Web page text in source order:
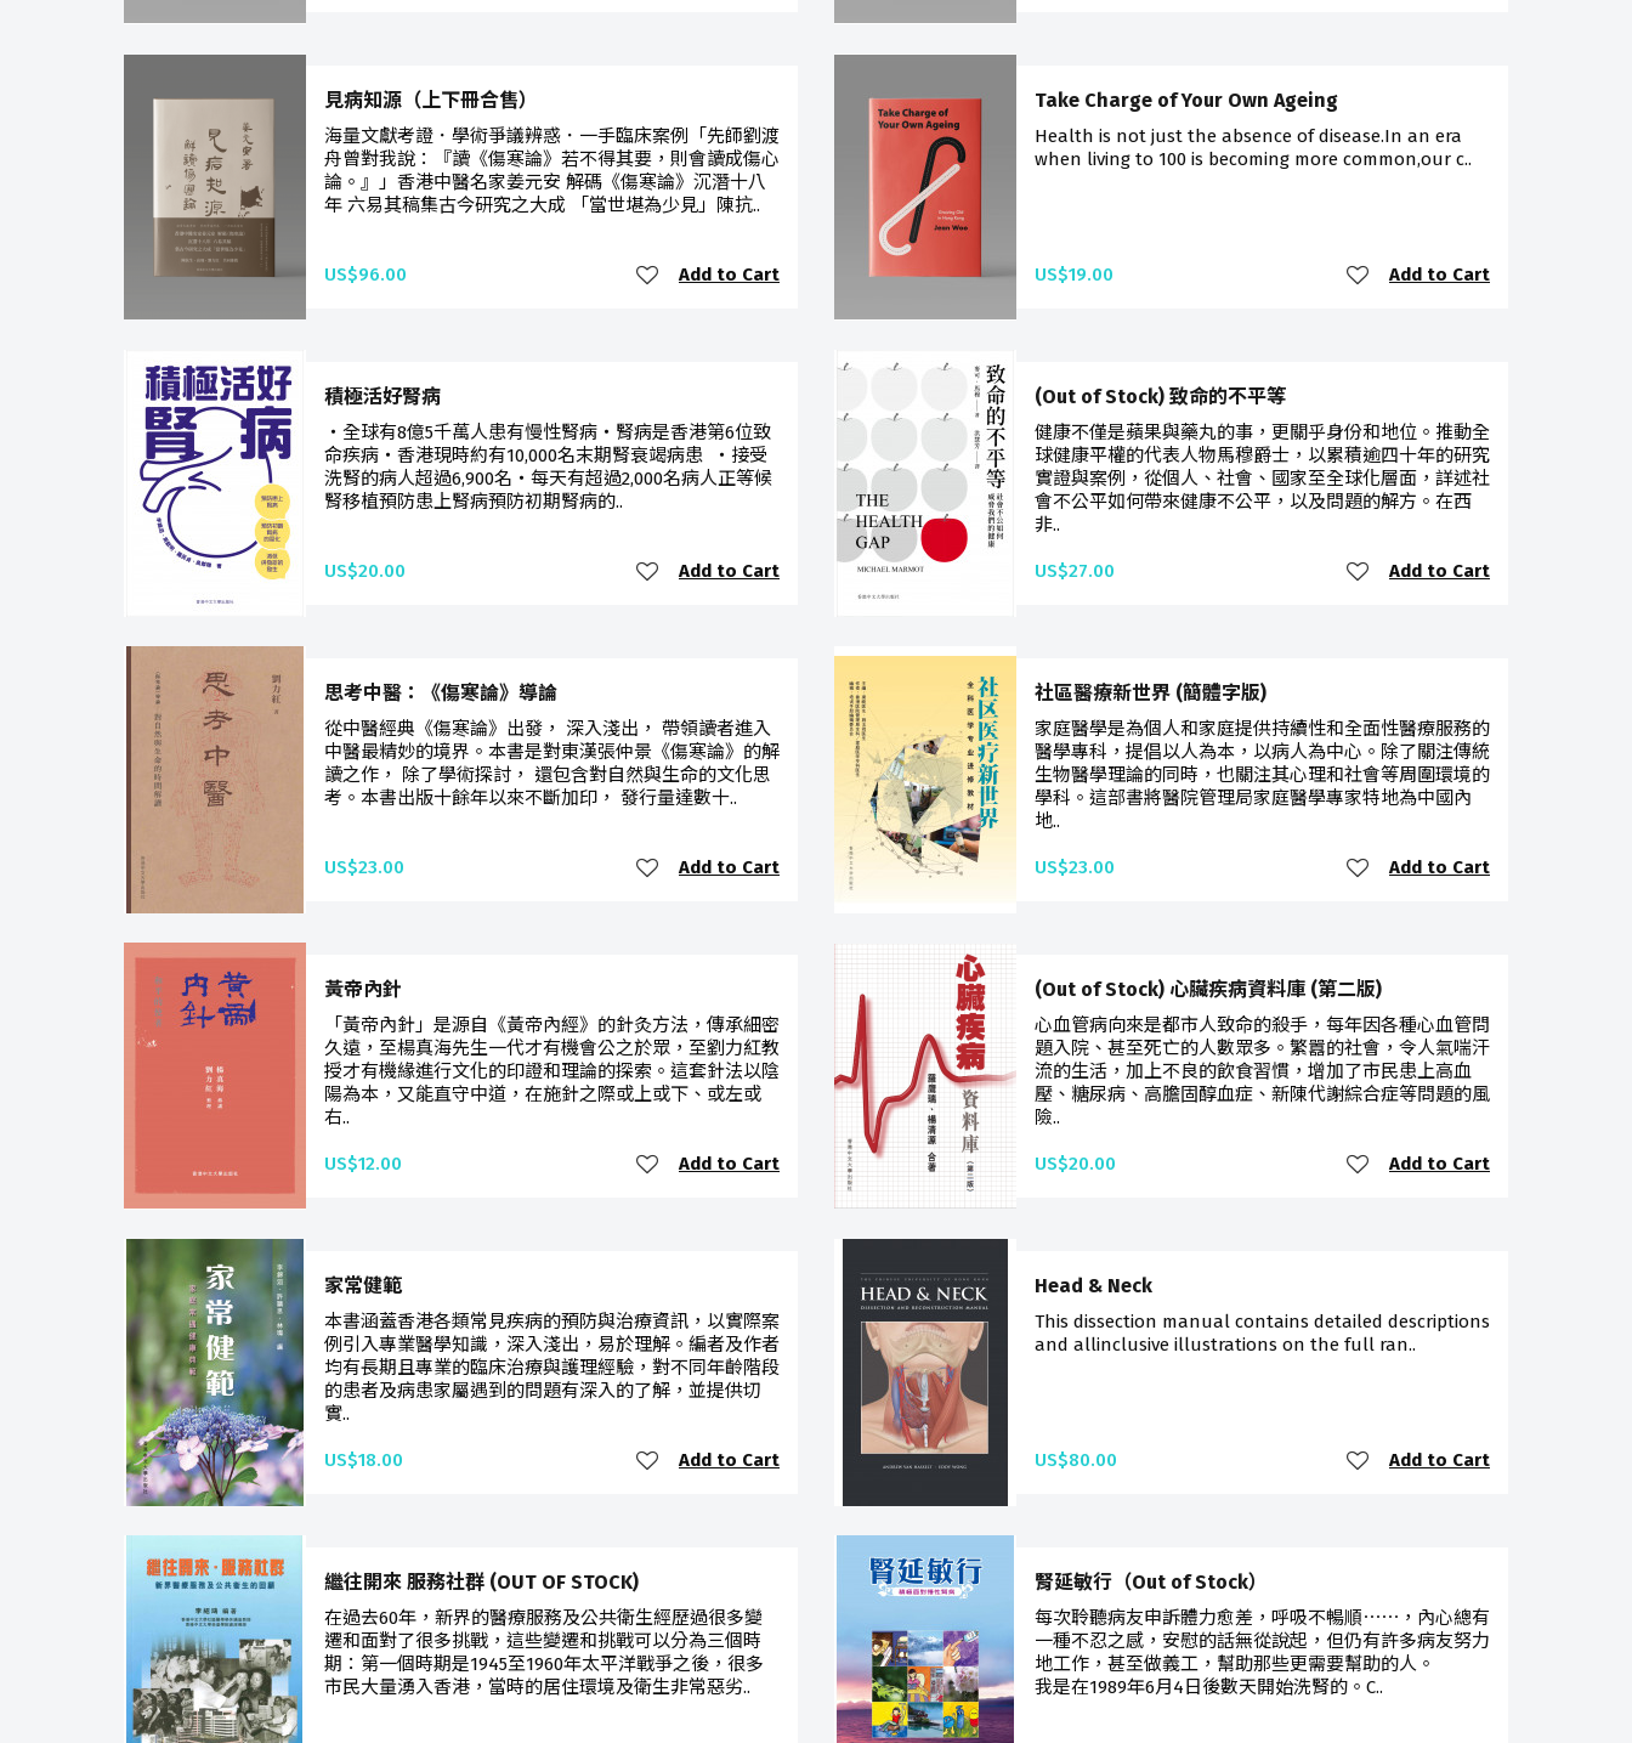
見病知源（上下冊合售）
海量文獻考證．學術爭議辨惑．一手臨床案例「先師劉渡
舟曾對我說：『讀《傷寒論》若不得其要，則會讀成傷心
論。』」香港中醫名家姜元安 解碼《傷寒論》沉潛十八
年 六易其稿集古今研究之大成 「當世堪為少見」陳抗..
US$96.00 Add to Cart
Take Charge of Your Own Ageing
Health is not just the absence of disease.In an era
when living to 100 is becoming more common,our c..
US$19.00 Add to Cart
積極活好腎病
・全球有8億5千萬人患有慢性腎病・腎病是香港第6位致
命疾病・香港現時約有10,000名末期腎衰竭病患 ・接受
洗腎的病人超過6,900名・每天有超過2,000名病人正等候
腎移植預防患上腎病預防初期腎病的..
US$20.00 Add to Cart
(Out of Stock) 致命的不平等
健康不僅是蘋果與藥丸的事，更關乎身份和地位。推動全
球健康平權的代表人物馬穆爵士，以累積逾四十年的研究
實證與案例，從個人、社會、國家至全球化層面，詳述社
會不公平如何帶來健康不公平，以及問題的解方。在西
非..
US$27.00 Add to Cart
思考中醫：《傷寒論》導論
從中醫經典《傷寒論》出發， 深入淺出， 帶領讀者進入
中醫最精妙的境界。本書是對東漢張仲景《傷寒論》的解
讀之作， 除了學術探討， 還包含對自然與生命的文化思
考。本書出版十餘年以來不斷加印， 發行量達數十..
US$23.00 Add to Cart
社區醫療新世界 (簡體字版)
家庭醫學是為個人和家庭提供持續性和全面性醫療服務的
醫學專科，提倡以人為本，以病人為中心。除了關注傳統
生物醫學理論的同時，也關注其心理和社會等周圍環境的
學科。這部書將醫院管理局家庭醫學專家特地為中國內
地..
US$23.00 Add to Cart
黃帝內針
「黃帝內針」是源自《黃帝內經》的針灸方法，傳承細密
久遠，至楊真海先生一代才有機會公之於眾，至劉力紅教
授才有機緣進行文化的印證和理論的探索。這套針法以陰
陽為本，又能直守中道，在施針之際或上或下、或左或
右..
US$12.00 Add to Cart
(Out of Stock) 心臟疾病資料庫 (第二版)
心血管病向來是都市人致命的殺手，每年因各種心血管問
題入院、甚至死亡的人數眾多。繁囂的社會，令人氣喘汗
流的生活，加上不良的飲食習慣，增加了市民患上高血
壓、糖尿病、高膽固醇血症、新陳代謝綜合症等問題的風
險..
US$20.00 Add to Cart
家常健範
本書涵蓋香港各類常見疾病的預防與治療資訊，以實際案
例引入專業醫學知識，深入淺出，易於理解。編者及作者
均有長期且專業的臨床治療與護理經驗，對不同年齡階段
的患者及病患家屬遇到的問題有深入的了解，並提供切
實..
US$18.00 Add to Cart
Head & Neck
This dissection manual contains detailed descriptions
and allinclusive illustrations on the full ran..
US$80.00 Add to Cart
繼往開來 服務社群 (OUT OF STOCK)
在過去60年，新界的醫療服務及公共衛生經歷過很多變
遷和面對了很多挑戰，這些變遷和挑戰可以分為三個時
期：第一個時期是1945至1960年太平洋戰爭之後，很多
市民大量湧入香港，當時的居住環境及衛生非常惡劣..
腎延敏行（Out of Stock）
每次聆聽病友申訴體力愈差，呼吸不暢順⋯⋯，內心總有
一種不忍之感，安慰的話無從說起，但仍有許多病友努力
地工作，甚至做義工，幫助那些更需要幫助的人。
我是在1989年6月4日後數天開始洗腎的。C..